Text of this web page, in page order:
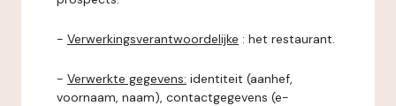
- Verwerkingsverantwoordelijke : het restaurant.
- Verwerkte gegevens: identiteit (aanhef,
voornaam, naam), contactgegevens (e-